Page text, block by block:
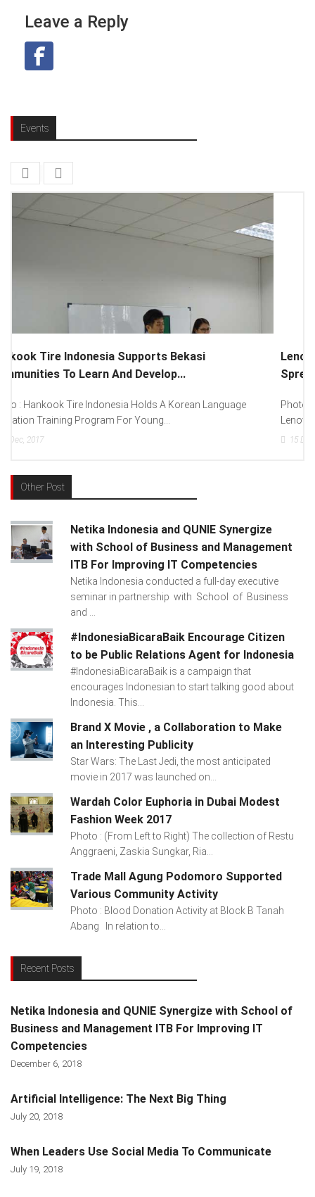
Leave a Reply
Events
Lenovo Introduced New Brand Ambassador To
Spread “Different Is Better”...
Photo : (From Left To Right) Helmy Susanto (Consumer Lead
Lenovo Indonesia), Andien Aisyah...
15Dec, 2017
Other Post
Netika Indonesia and QUNIE Synergize
with School of Business and Management
ITB For Improving IT Competencies
Netika Indonesia conducted a full-day executive
seminar in partnership with School of Business
and ...
#IndonesiaBicaraBaik Encourage Citizen
to be Public Relations Agent for Indonesia
#IndonesiaBicaraBaik is a campaign that
encourages Indonesian to start talking good about
Indonesia. This...
Brand X Movie , a Collaboration to Make
an Interesting Publicity
Star Wars: The Last Jedi, the most anticipated
movie in 2017 was launched on...
Wardah Color Euphoria in Dubai Modest
Fashion Week 2017
Photo : (From Left to Right) The collection of Restu
Anggraeni, Zaskia Sungkar, Ria...
Trade Mall Agung Podomoro Supported
Various Community Activity
Photo : Blood Donation Activity at Block B Tanah
Abang In relation to...
Recent Posts
Netika Indonesia and QUNIE Synergize with School of
Business and Management ITB For Improving IT
Competencies
December 6, 2018
Artificial Intelligence: The Next Big Thing
July 20, 2018
When Leaders Use Social Media To Communicate
July 19, 2018